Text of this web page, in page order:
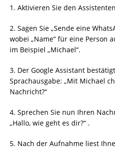
1. Aktivieren Sie den
2. Sagen Sie „Sende eine
wobei „Name“ für eine Person
im Beispiel „Michael“.
3. Der Google Assistant
Sprachausgabe: „Mit Michael
Nachricht?“
4. Sprechen Sie nun Ihren
„Hallo, wie geht es dir?“ .
5. Nach der Aufnahme liest